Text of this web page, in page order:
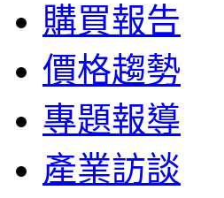
購買報告
價格趨勢
專題報導
產業訪談